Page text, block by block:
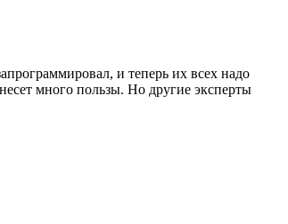
и теперь их всех надо
много пользы. Но другие эксперты